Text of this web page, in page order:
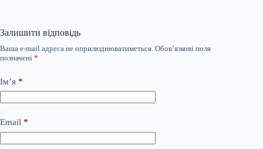
Залишити відповідь
Ваша e-mail адреса не оприлюднюватиметься. Обов’язкові поля
позначені *
Ім’я *
Email *